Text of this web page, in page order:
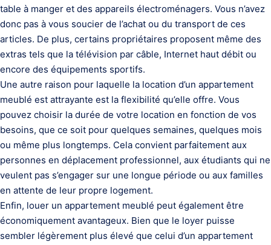
table à manger et des appareils électroménagers. Vous n’avez
donc pas à vous soucier de l’achat ou du transport de ces
articles. De plus, certains propriétaires proposent même des
extras tels que la télévision par câble, Internet haut débit ou
encore des équipements sportifs.
Une autre raison pour laquelle la location d’un appartement
meublé est attrayante est la flexibilité qu’elle offre. Vous
pouvez choisir la durée de votre location en fonction de vos
besoins, que ce soit pour quelques semaines, quelques mois
ou même plus longtemps. Cela convient parfaitement aux
personnes en déplacement professionnel, aux étudiants qui ne
veulent pas s’engager sur une longue période ou aux familles
en attente de leur propre logement.
Enfin, louer un appartement meublé peut également être
économiquement avantageux. Bien que le loyer puisse
sembler légèrement plus élevé que celui d’un appartement